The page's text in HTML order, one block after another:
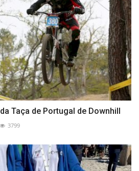
Taça de Portugal de Downhill
3799